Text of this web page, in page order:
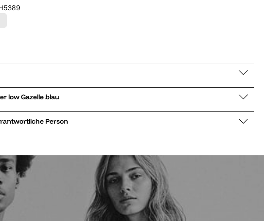
Details zu Sneaker low Gazelle blau
Person